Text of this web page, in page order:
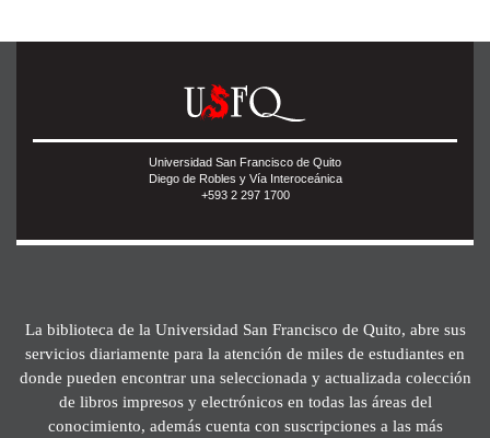
Universidad San Francisco de Quito
Diego de Robles y Vía Interoceánica
+593 2 297 1700
La biblioteca de la Universidad San Francisco de Quito, abre sus
servicios diariamente para la atención de miles de estudiantes en
donde pueden encontrar una seleccionada y actualizada colección
de libros impresos y electrónicos en todas las áreas del
conocimiento, además cuenta con suscripciones a las más